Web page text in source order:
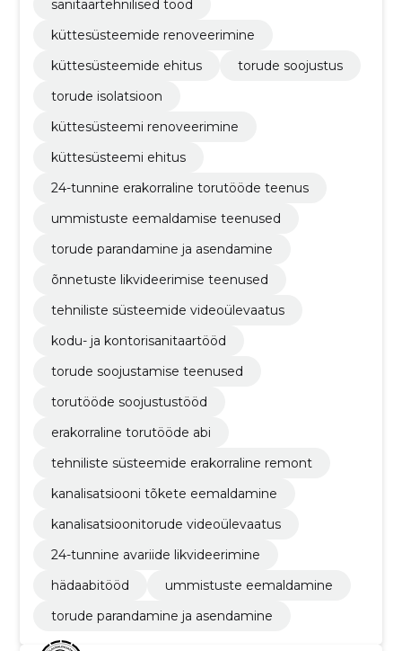
sanitaartehnilised tööd
küttesüsteemide renoveerimine
küttesüsteemide ehitus
torude soojustus
torude isolatsioon
küttesüsteemi renoveerimine
küttesüsteemi ehitus
24-tunnine erakorraline torutööde teenus
ummistuste eemaldamise teenused
torude parandamine ja asendamine
õnnetuste likvideerimise teenused
tehniliste süsteemide videoülevaatus
kodu- ja kontorisanitaartööd
torude soojustamise teenused
torutööde soojustustööd
erakorraline torutööde abi
tehniliste süsteemide erakorraline remont
kanalisatsiooni tõkete eemaldamine
kanalisatsioonitorude videoülevaatus
24-tunnine avariide likvideerimine
hädaabitööd
ummistuste eemaldamine
torude parandamine ja asendamine